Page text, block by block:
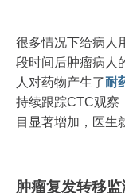
很多情况下给病人
段时间后肿瘤病人
人对药物产生了耐
持续跟踪CTC观察
目显著增加，医生
肿瘤复发转移监